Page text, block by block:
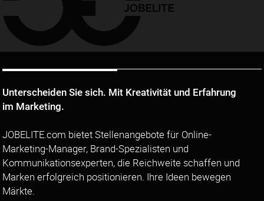
Unterscheiden Sie sich. Mit Kreativität und Erfahrung
im Marketing.
JOBELITE.com bietet Stellenangebote für Online-
Marketing-Manager, Brand-Spezialisten und
Kommunikationsexperten, die Reichweite schaffen und
Marken erfolgreich positionieren. Ihre Ideen bewegen
Märkte.